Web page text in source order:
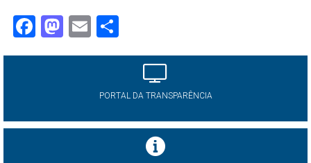
Facebook
Mastodon
Email
PORTAL DA TRANSPARÊNCIA